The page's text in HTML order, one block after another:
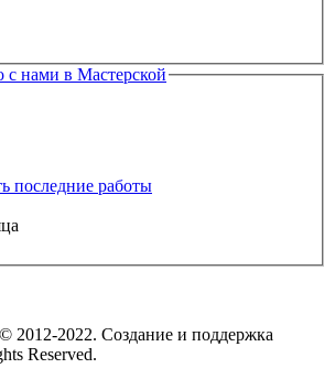
с нами в Мастерской
последние работы
2022. Создание и поддержка
Reserved.